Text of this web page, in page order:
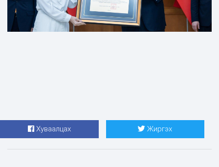
Хуваалцах Жиргэх